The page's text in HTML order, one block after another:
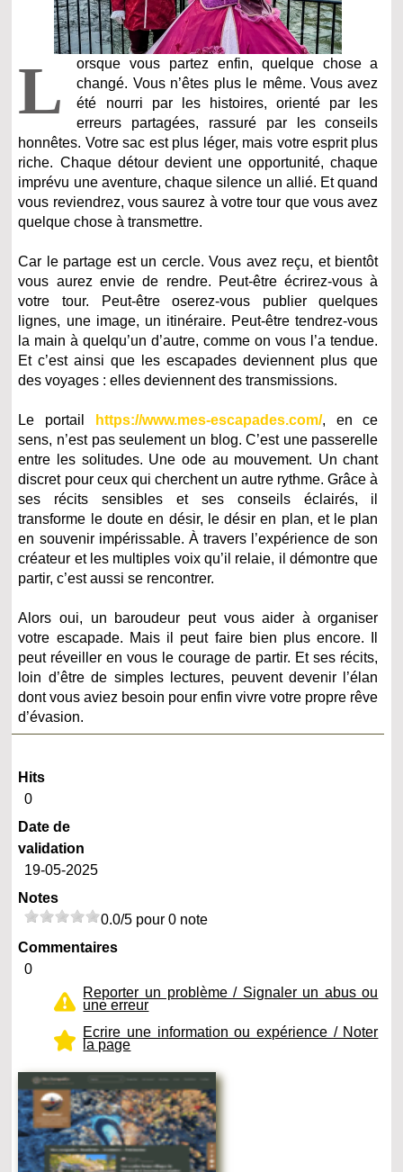
L
orsque vous partez enfin, quelque chose a
changé. Vous n’êtes plus le même. Vous avez
été nourri par les histoires, orienté par les
erreurs partagées, rassuré par les conseils
honnêtes. Votre sac est plus léger, mais votre esprit plus
riche. Chaque détour devient une opportunité, chaque
imprévu une aventure, chaque silence un allié. Et quand
vous reviendrez, vous saurez à votre tour que vous avez
quelque chose à transmettre.
Car le partage est un cercle. Vous avez reçu, et bientôt
vous aurez envie de rendre. Peut-être écrirez-vous à
votre tour. Peut-être oserez-vous publier quelques
lignes, une image, un itinéraire. Peut-être tendrez-vous
la main à quelqu’un d’autre, comme on vous l’a tendue.
Et c’est ainsi que les escapades deviennent plus que
des voyages : elles deviennent des transmissions.
Le portail https://www.mes-escapades.com/, en ce
sens, n’est pas seulement un blog. C’est une passerelle
entre les solitudes. Une ode au mouvement. Un chant
discret pour ceux qui cherchent un autre rythme. Grâce à
ses récits sensibles et ses conseils éclairés, il
transforme le doute en désir, le désir en plan, et le plan
en souvenir impérissable. À travers l’expérience de son
créateur et les multiples voix qu’il relaie, il démontre que
partir, c’est aussi se rencontrer.
Alors oui, un baroudeur peut vous aider à organiser
votre escapade. Mais il peut faire bien plus encore. Il
peut réveiller en vous le courage de partir. Et ses récits,
loin d’être de simples lectures, peuvent devenir l’élan
dont vous aviez besoin pour enfin vivre votre propre rêve
d’évasion.
Hits
0
Date de
validation
19-05-2025
Notes
0.0/5 pour 0 note
Commentaires
0
Reporter un problème / Signaler un abus ou
une erreur
Ecrire une information ou expérience / Noter
la page